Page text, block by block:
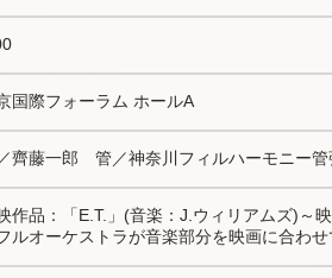
国際フォーラム ホールA
齊藤一郎　管／神奈川フィルハーモニー管
映作品：「E.T.」(音楽：J.ウィリアムズ)～
ルオーケストラが音楽部分を映画に合わせ